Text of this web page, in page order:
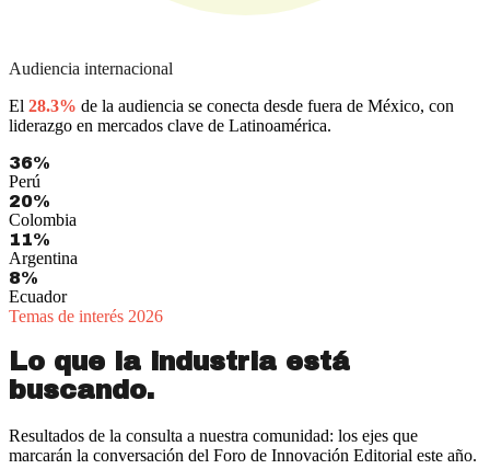
Audiencia internacional
El 28.3% de la audiencia se conecta desde fuera de México, con
liderazgo en mercados clave de Latinoamérica.
36%
Perú
20%
Colombia
11%
Argentina
8%
Ecuador
Temas de interés 2026
Lo que la industria está
buscando.
Resultados de la consulta a nuestra comunidad: los ejes que
marcarán la conversación del Foro de Innovación Editorial este año.